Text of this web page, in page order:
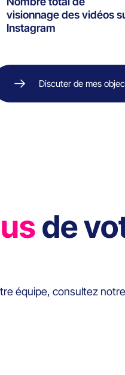
visionnage des vidéos
Instagram
Discuter de mes
de
équipe, consultez notre